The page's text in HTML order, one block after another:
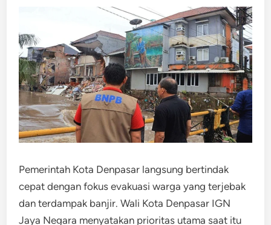
Pemerintah Kota Denpasar langsung bertindak
cepat dengan fokus evakuasi warga yang terjebak
dan terdampak banjir. Wali Kota Denpasar IGN
Jaya Negara menyatakan prioritas utama saat itu